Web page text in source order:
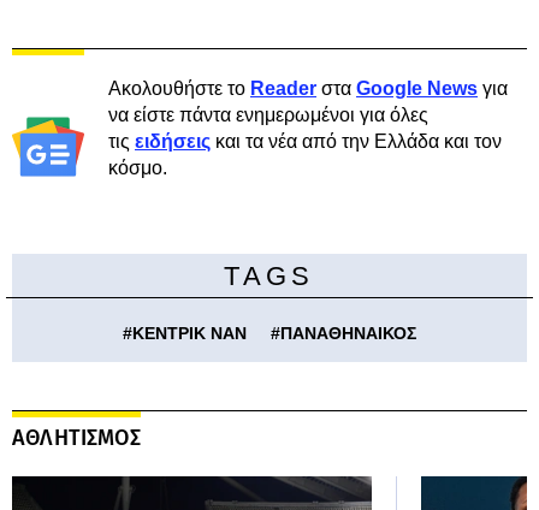
Ακολουθήστε το Reader στα Google News για
να είστε πάντα ενημερωμένοι για όλες
τις ειδήσεις και τα νέα από την Ελλάδα και τον
κόσμο.
TAGS
#ΚΕΝΤΡΙΚ ΝΑΝ #ΠΑΝΑΘΗΝΑΙΚΟΣ
ΑΘΛΗΤΙΣΜΟΣ